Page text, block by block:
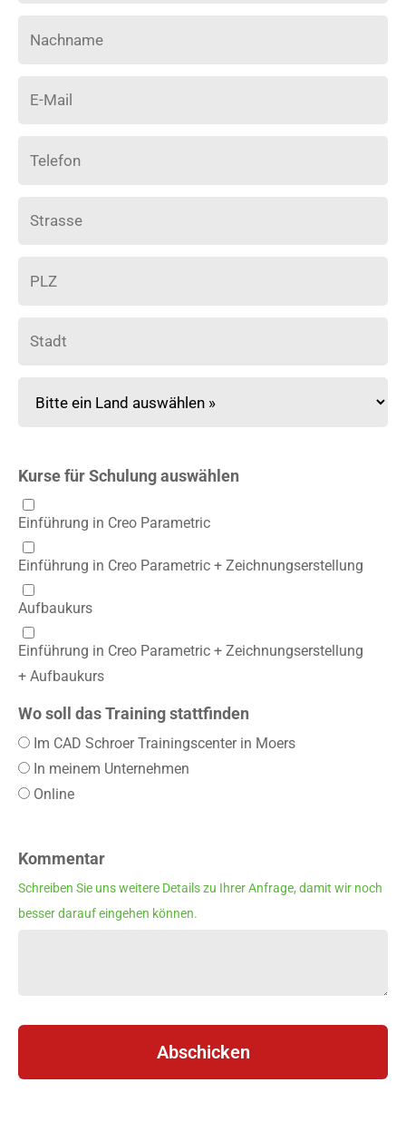
Kurse für Schulung auswählen
Einführung in Creo Parametric
Einführung in Creo Parametric + Zeichnungserstellung
Aufbaukurs
Einführung in Creo Parametric + Zeichnungserstellung
+ Aufbaukurs
Wo soll das Training stattfinden
Im CAD Schroer Trainingscenter in Moers
In meinem Unternehmen
Online
Kommentar
Schreiben Sie uns weitere Details zu Ihrer Anfrage, damit wir noch
besser darauf eingehen können.
Abschicken